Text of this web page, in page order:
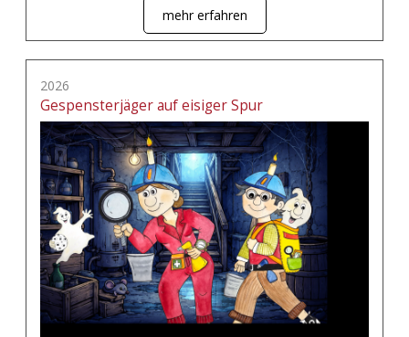
mehr erfahren
2026
Gespensterjäger auf eisiger Spur